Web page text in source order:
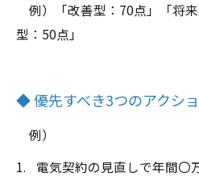
例）「改善型：70点」「将
型：50点」
◆ 優先すべき3つのアクシ
例）
電気契約の見直しで年間〇